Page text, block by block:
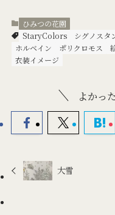
ひみつの花園
StaryColors
シグノスタ
ホルベイン
ポリクロモス
衣装イメージ
よかっ
大雪